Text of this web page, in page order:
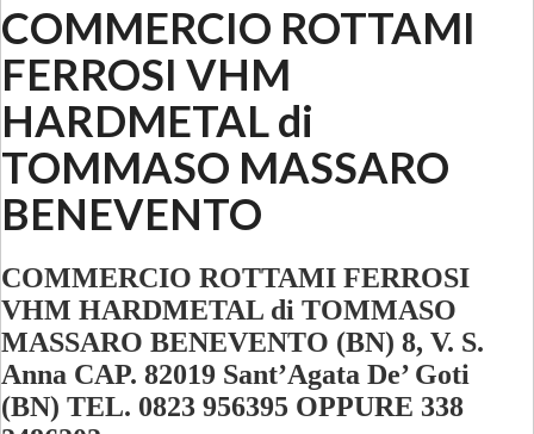
COMMERCIO ROTTAMI
FERROSI VHM
HARDMETAL di
TOMMASO MASSARO
BENEVENTO
COMMERCIO ROTTAMI FERROSI
VHM HARDMETAL di TOMMASO
MASSARO BENEVENTO (BN) 8, V. S.
Anna CAP. 82019 Sant’Agata De’ Goti
(BN) TEL. 0823 956395 OPPURE 338